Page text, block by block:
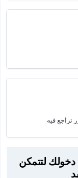
تراجع فيه
لتتمكن